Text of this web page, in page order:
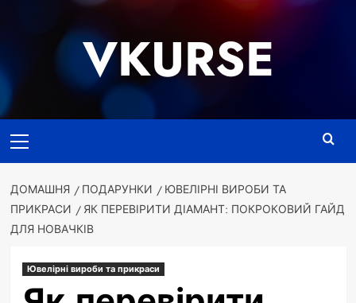
VKURSE
меню
ДОМАШНЯ ПОДАРУНКИ
ЮВЕЛІРНІ ВИРОБИ ТА
ПРИКРАСИ
ЯК ПЕРЕВІРИТИ ДІАМАНТ: ПОКРОКОВИЙ ГАЙД
ДЛЯ НОВАЧКІВ
Ювелірні вироби та прикраси